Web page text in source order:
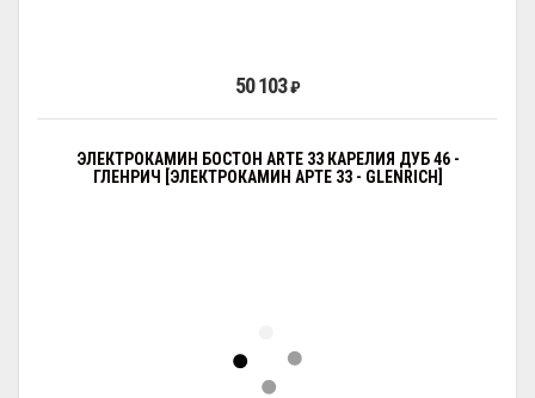
50 103₽
ЭЛЕКТРОКАМИН БОСТОН ARTE 33 КАРЕЛИЯ ДУБ 46 -
ГЛЕНРИЧ [ЭЛЕКТРОКАМИН АРТЕ 33 - GLENRICH]